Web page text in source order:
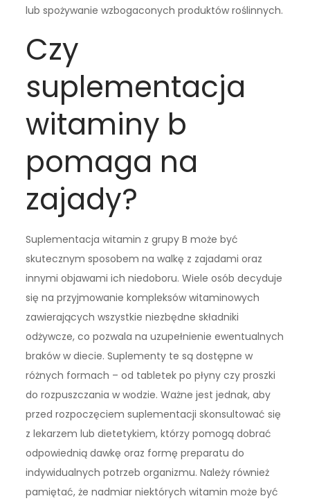
lub spożywanie wzbogaconych produktów roślinnych.
Czy
suplementacja
witaminy b
pomaga na
zajady?
Suplementacja witamin z grupy B może być
skutecznym sposobem na walkę z zajadami oraz
innymi objawami ich niedoboru. Wiele osób decyduje
się na przyjmowanie kompleksów witaminowych
zawierających wszystkie niezbędne składniki
odżywcze, co pozwala na uzupełnienie ewentualnych
braków w diecie. Suplementy te są dostępne w
różnych formach – od tabletek po płyny czy proszki
do rozpuszczania w wodzie. Ważne jest jednak, aby
przed rozpoczęciem suplementacji skonsultować się
z lekarzem lub dietetykiem, którzy pomogą dobrać
odpowiednią dawkę oraz formę preparatu do
indywidualnych potrzeb organizmu. Należy również
pamiętać, że nadmiar niektórych witamin może być